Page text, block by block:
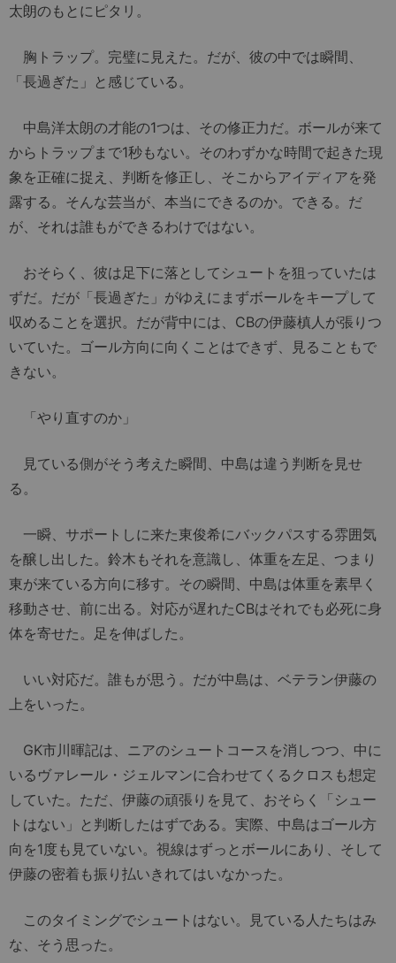
太朗のもとにピタリ。
胸トラップ。完璧に見えた。だが、彼の中では瞬間、
「長過ぎた」と感じている。
中島洋太朗の才能の1つは、その修正力だ。ボールが来て
からトラップまで1秒もない。そのわずかな時間で起きた現
象を正確に捉え、判断を修正し、そこからアイディアを発
露する。そんな芸当が、本当にできるのか。できる。だ
が、それは誰もができるわけではない。
おそらく、彼は足下に落としてシュートを狙っていたは
ずだ。だが「長過ぎた」がゆえにまずボールをキープして
収めることを選択。だが背中には、CBの伊藤槙人が張りつ
いていた。ゴール方向に向くことはできず、見ることもで
きない。
「やり直すのか」
見ている側がそう考えた瞬間、中島は違う判断を見せ
る。
一瞬、サポートしに来た東俊希にバックパスする雰囲気
を醸し出した。鈴木もそれを意識し、体重を左足、つまり
東が来ている方向に移す。その瞬間、中島は体重を素早く
移動させ、前に出る。対応が遅れたCBはそれでも必死に身
体を寄せた。足を伸ばした。
いい対応だ。誰もが思う。だが中島は、ベテラン伊藤の
上をいった。
GK市川暉記は、ニアのシュートコースを消しつつ、中に
いるヴァレール・ジェルマンに合わせてくるクロスも想定
していた。ただ、伊藤の頑張りを見て、おそらく「シュー
トはない」と判断したはずである。実際、中島はゴール方
向を1度も見ていない。視線はずっとボールにあり、そして
伊藤の密着も振り払いきれてはいなかった。
このタイミングでシュートはない。見ている人たちはみ
な、そう思った。